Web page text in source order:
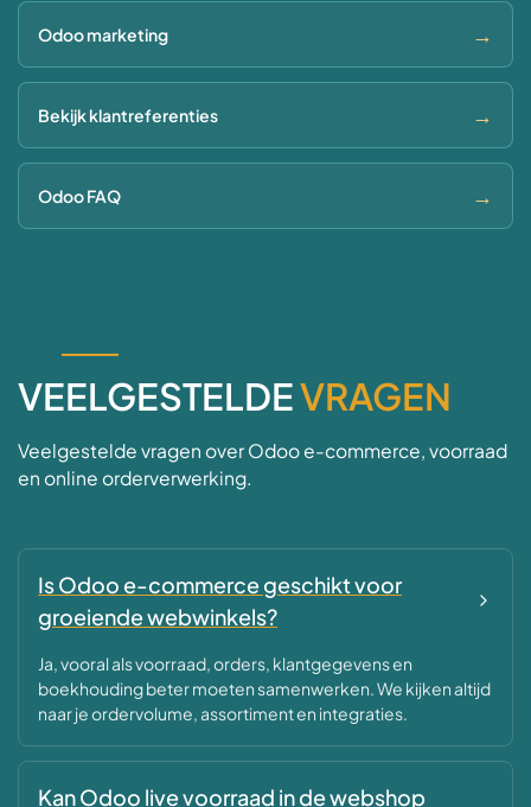
Odoo marketing →
Bekijk klantreferenties →
Odoo FAQ →
VEELGESTELDEVRAGEN
Veelgestelde vragen over Odoo e-commerce, voorraad
en online orderverwerking.
Is Odoo e-commerce geschikt voor
groeiende webwinkels?
Ja, vooral als voorraad, orders, klantgegevens en
boekhouding beter moeten samenwerken. We kijken altijd
naar je ordervolume, assortiment en integraties.
Kan Odoo live voorraad in de webshop